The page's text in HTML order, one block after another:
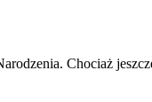
Chociaż